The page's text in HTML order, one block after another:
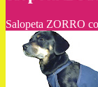
Salopeta ZORRO